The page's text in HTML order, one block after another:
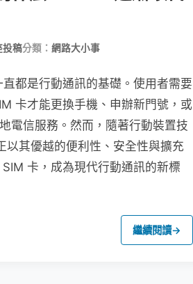
投稿分類： 網路大小事
都是行動通訊的基礎。使用者需要
卡才能更換手機、申辦新門號，或
電信服務。然而，隨著行動裝置技
以其優越的便利性、安全性與擴充
卡，成為現代行動通訊的新標
繼續閱讀→